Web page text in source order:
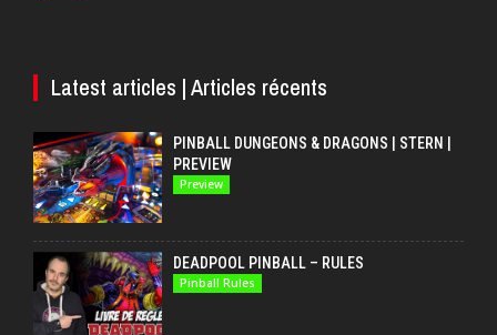
Latest articles | Articles récents
PINBALL DUNGEONS & DRAGONS | STERN |
PREVIEW
Preview
DEADPOOL PINBALL – RULES
Pinball Rules